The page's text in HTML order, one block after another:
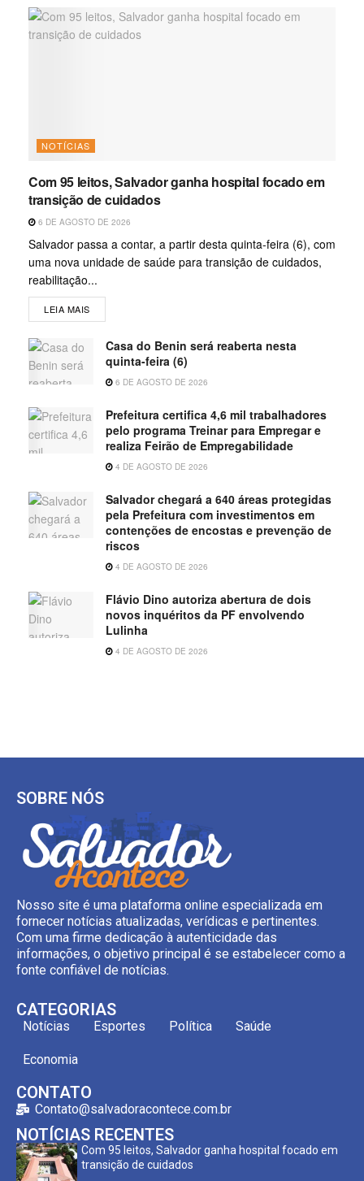
NOTÍCIAS
Com 95 leitos, Salvador ganha hospital focado em
transição de cuidados
6 DE AGOSTO DE 2026
Salvador passa a contar, a partir desta quinta-feira (6), com
uma nova unidade de saúde para transição de cuidados,
reabilitação...
LEIA MAIS
Casa do Benin será reaberta nesta
quinta-feira (6)
6 DE AGOSTO DE 2026
Prefeitura certifica 4,6 mil trabalhadores
pelo programa Treinar para Empregar e
realiza Feirão de Empregabilidade
4 DE AGOSTO DE 2026
Salvador chegará a 640 áreas protegidas
pela Prefeitura com investimentos em
contenções de encostas e prevenção de
riscos
4 DE AGOSTO DE 2026
Flávio Dino autoriza abertura de dois
novos inquéritos da PF envolvendo
Lulinha
4 DE AGOSTO DE 2026
SOBRE NÓS
Nosso site é uma plataforma online especializada em
fornecer notícias atualizadas, verídicas e pertinentes.
Com uma firme dedicação à autenticidade das
informações, o objetivo principal é se estabelecer como a
fonte confiável de notícias.
CATEGORIAS
Notícias Esportes Política Saúde
Economia
CONTATO
Contato@salvadoracontece.com.br
NOTÍCIAS RECENTES
Com 95 leitos, Salvador ganha hospital focado em
transição de cuidados